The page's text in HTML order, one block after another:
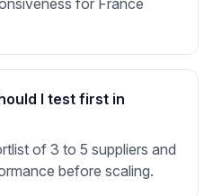
for France
I test first in
of 3 to 5 suppliers and
before scaling.